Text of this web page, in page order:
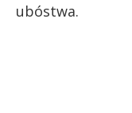
ubóstwa.